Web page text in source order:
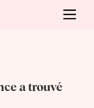
a trouvé